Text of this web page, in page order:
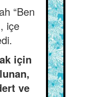
“Ben
içe
için
ve